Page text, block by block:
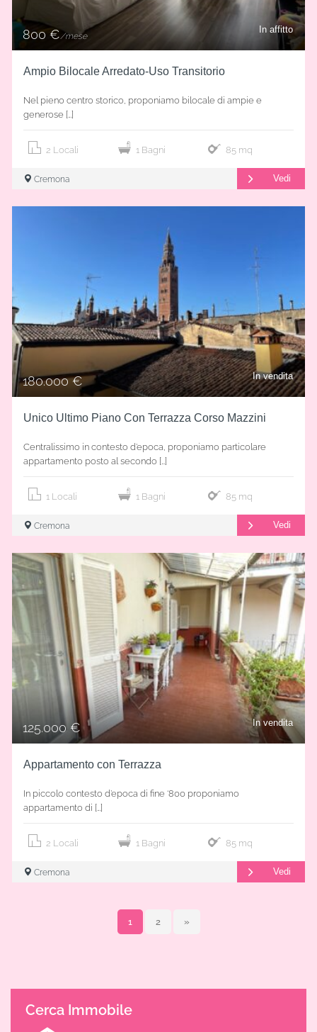
In affitto
800 €/mese
Ampio Bilocale Arredato-Uso Transitorio
Nel pieno centro storico, proponiamo bilocale di ampie e
generose […]
2 Locali 1 Bagni 85 mq
Cremona Vedi
In vendita
180.000 €
Unico Ultimo Piano Con Terrazza Corso Mazzini
Centralissimo in contesto d’epoca, proponiamo particolare
appartamento posto al secondo […]
1 Locali 1 Bagni 85 mq
Cremona Vedi
In vendita
125.000 €
Appartamento con Terrazza
In piccolo contesto d’epoca di fine ‘800 proponiamo
appartamento di […]
2 Locali 1 Bagni 85 mq
Cremona Vedi
Paginazione
1 2 »
Cerca Immobile